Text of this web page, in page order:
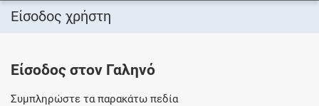
Είσοδος χρήστη
Είσοδος στον Γαληνό
Συμπληρώστε τα παρακάτω πεδία